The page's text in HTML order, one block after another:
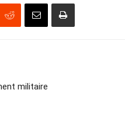
militaire